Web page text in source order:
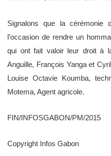
Signalons que la cérémonie
l’occasion de rendre un
qui ont fait valoir leur droit à
Anguille, François Yanga et
Louise Octavie Koumba,
Motema, Agent agricole.
FIN/INFOSGABON/PM/2015
Copyright Infos Gabon